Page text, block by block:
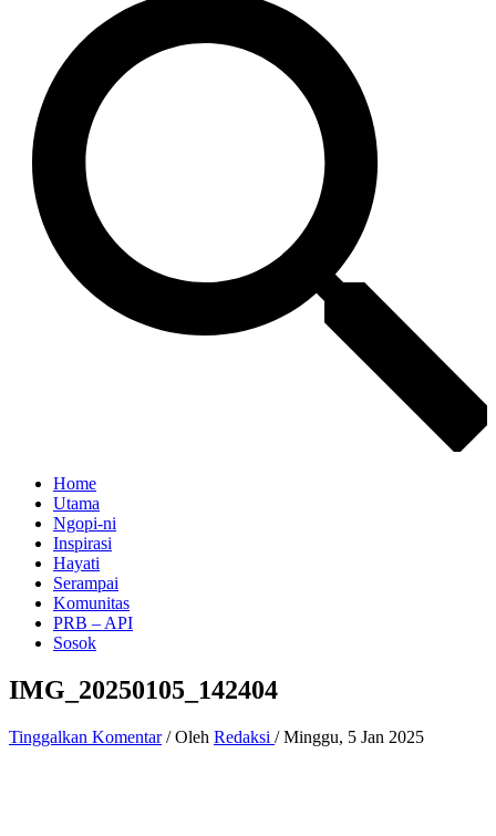
Home
Utama
Ngopi-ni
Inspirasi
Hayati
Serampai
Komunitas
PRB – API
Sosok
IMG_20250105_142404
Tinggalkan Komentar / Oleh Redaksi /Minggu, 5 Jan 2025